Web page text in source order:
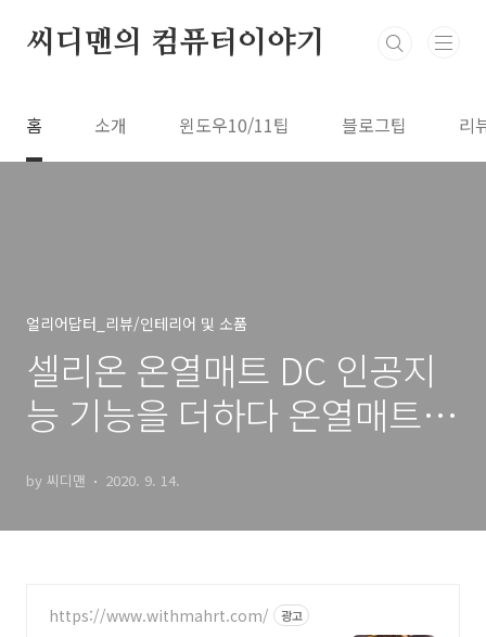
씨디맨의 컴퓨터이야기
홈 소개 윈도우10/11팁 블로그팁 리
얼리어답터_리뷰/인테리어 및 소품
셀리온 온열매트 DC 인공지
능 기능을 더하다 온열매트
by 씨디맨 2020. 9. 14.
https://www.withmahrt.com/ 광고